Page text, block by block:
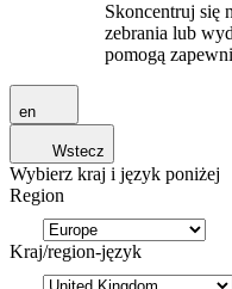
Skoncentruj się
zebrania lub
pomogą
en
Wstecz
Wybierz kraj i język poniżej
Region
Kraj/region-język